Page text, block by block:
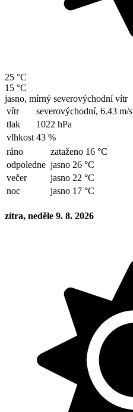
25 °C
15 °C
jasno, mírný severovýchodní vítr
vítr
severovýchodní, 6.43 m/s
tlak
1022 hPa
vlhkost 43 %
ráno
zataženo 16 °C
odpoledne jasno 26 °C
večer
jasno 22 °C
noc
jasno 17 °C
zítra, neděle 9. 8. 2026